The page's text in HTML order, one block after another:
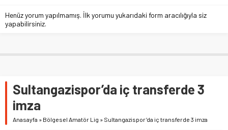
Henüz yorum yapılmamış. İlk yorumu yukarıdaki form aracılığıyla siz
yapabilirsiniz.
Sultangazispor’da iç transferde 3
imza
Anasayfa » Bölgesel Amatör Lig » Sultangazispor’da iç transferde 3 imza